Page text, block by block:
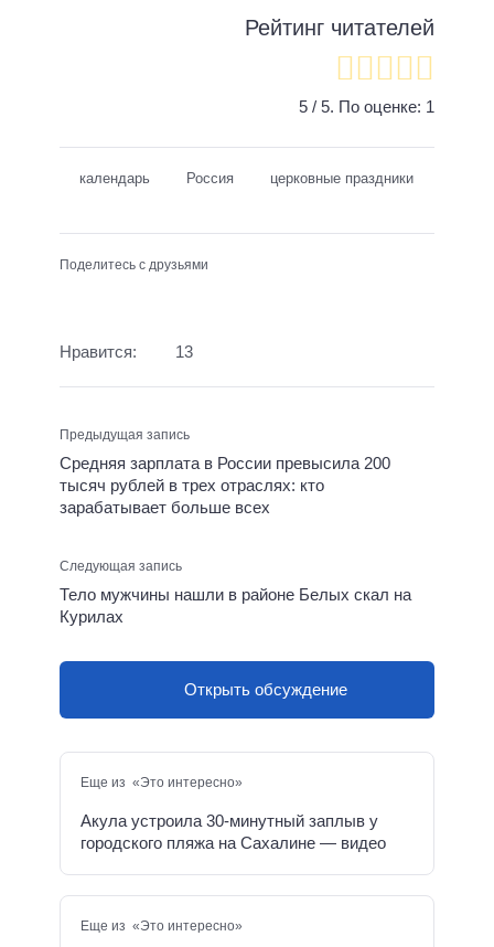
Рейтинг читателей
5 / 5. По оценке: 1
календарь Россия церковные праздники
Поделитесь с друзьями
Нравится: 13
Предыдущая запись
Средняя зарплата в России превысила 200
тысяч рублей в трех отраслях: кто
зарабатывает больше всех
Следующая запись
Тело мужчины нашли в районе Белых скал на
Курилах
Открыть обсуждение
Еще из «Это интересно»
Акула устроила 30-минутный заплыв у
городского пляжа на Сахалине — видео
Еще из «Это интересно»